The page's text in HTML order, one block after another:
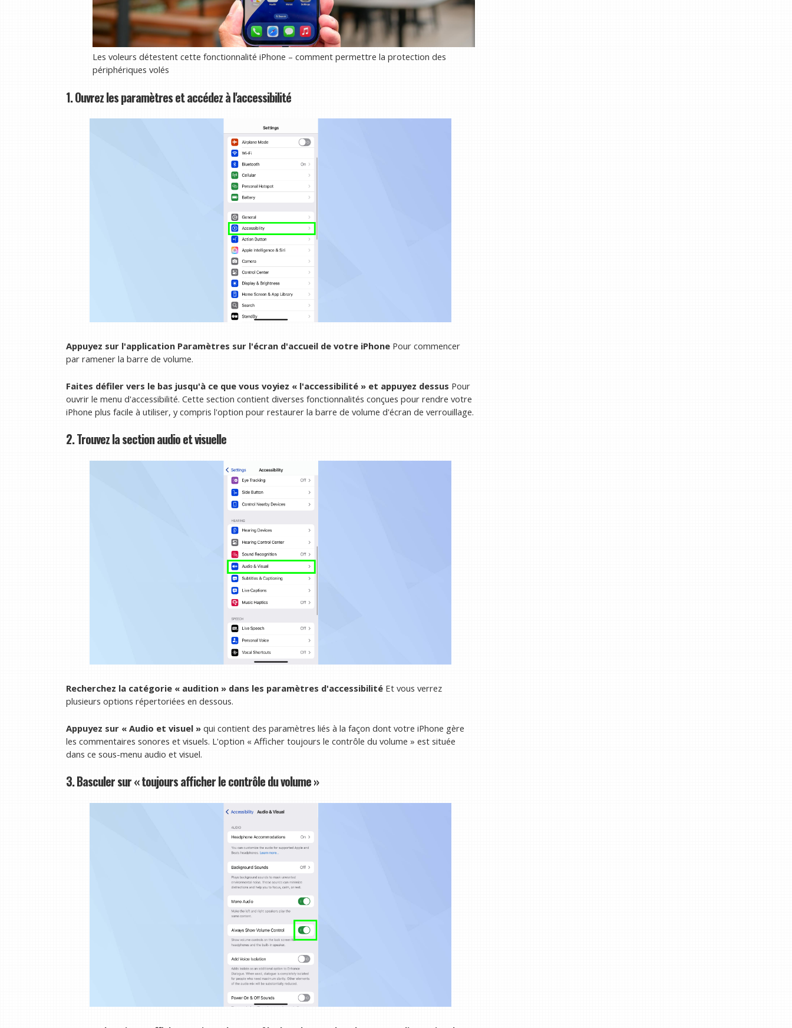
Les voleurs détestent cette fonctionnalité iPhone – comment permettre la protection des
périphériques volés
1. Ouvrez les paramètres et accédez à l'accessibilité
Appuyez sur l'application Paramètres sur l'écran d'accueil de votre iPhone Pour commencer
par ramener la barre de volume.
Faites défiler vers le bas jusqu'à ce que vous voyiez « l'accessibilité » et appuyez dessus Pour
ouvrir le menu d'accessibilité. Cette section contient diverses fonctionnalités conçues pour rendre votre
iPhone plus facile à utiliser, y compris l'option pour restaurer la barre de volume d'écran de verrouillage.
2. Trouvez la section audio et visuelle
Recherchez la catégorie « audition » dans les paramètres d'accessibilité Et vous verrez
plusieurs options répertoriées en dessous.
Appuyez sur « Audio et visuel » qui contient des paramètres liés à la façon dont votre iPhone gère
les commentaires sonores et visuels. L'option « Afficher toujours le contrôle du volume » est située
dans ce sous-menu audio et visuel.
3. Basculer sur « toujours afficher le contrôle du volume »